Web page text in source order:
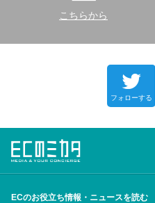
こちらから
フォローする
ECのお役立ち情報・ニュースを読む